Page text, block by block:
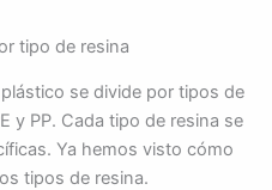
tipo de resina
se divide por tipos de
y PP. Cada tipo de resina se
Ya hemos visto cómo
tipos de resina.